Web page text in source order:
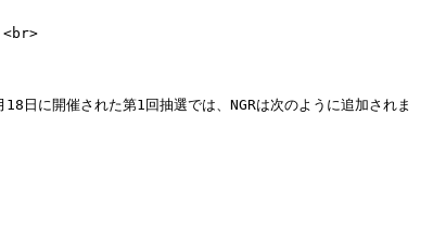
<br>
日に開催された第1回抽選では、NGRは次のように追加されま